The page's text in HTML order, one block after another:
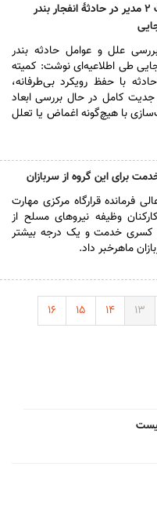
بازداشت ۲ مدیر در حادثۀ انفجار بندر
علل و عوامل حادثه بندر
طی اطلاعیه‌ای نوشت: کمیته
با حفظ رویکرد بی‌طرفانه،
کامل در حال بررسی ابعاد
با هیچ‌گونه اغماض یا تعلل
برای این گروه از سربازان
فرمانده قرارگاه مرکزی مهارت
وظیفه نیرو‌های مسلح از
کسری خدمت و یک درجه بیشتر
ماهرخبر داد.
۱۳ ۱۴ ۱۵
۱۶